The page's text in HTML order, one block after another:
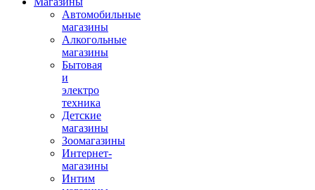
Автомобильные
магазины
Алкогольные
магазины
Бытовая
и
электро
техника
Детские
магазины
Зоомагазины
Интернет-
магазины
Интим